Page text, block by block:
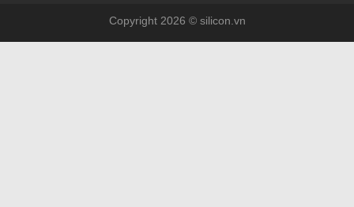
Copyright 2026 © silicon.vn